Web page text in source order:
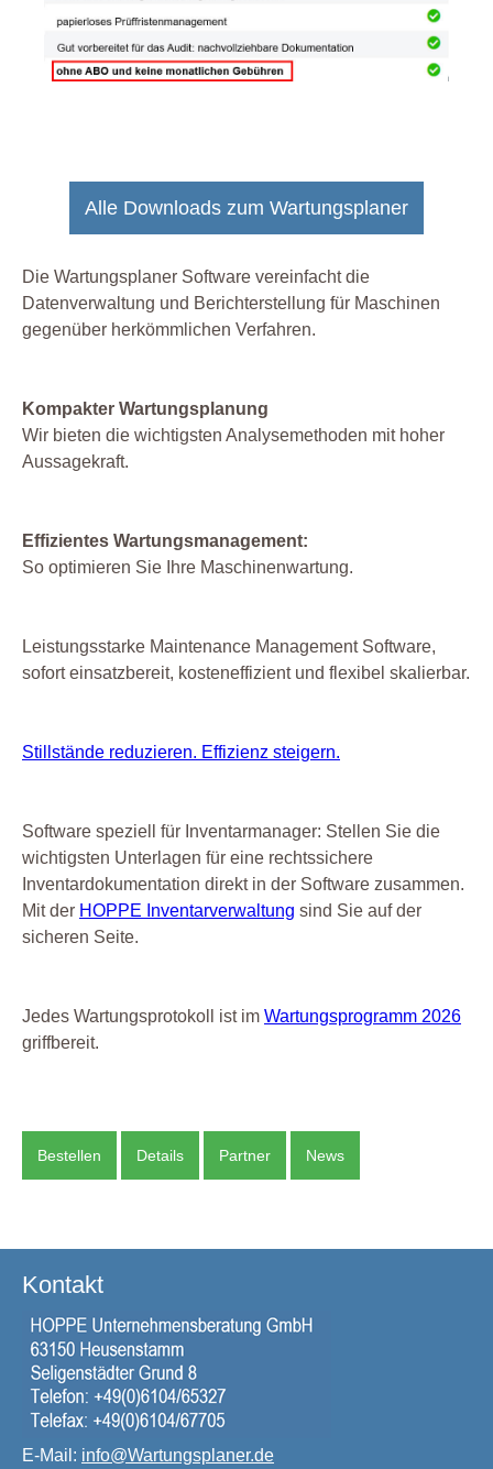
Alle Downloads zum Wartungsplaner
Die Wartungsplaner Software vereinfacht die
Datenverwaltung und Berichterstellung für Maschinen
gegenüber herkömmlichen Verfahren.
Kompakter Wartungsplanung
Wir bieten die wichtigsten Analysemethoden mit hoher
Aussagekraft.
Effizientes Wartungsmanagement:
So optimieren Sie Ihre Maschinenwartung.
Leistungsstarke Maintenance Management Software,
sofort einsatzbereit, kosteneffizient und flexibel skalierbar.
Stillstände reduzieren. Effizienz steigern.
Software speziell für Inventarmanager: Stellen Sie die
wichtigsten Unterlagen für eine rechtssichere
Inventardokumentation direkt in der Software zusammen.
Mit der HOPPE Inventarverwaltung sind Sie auf der
sicheren Seite.
Jedes Wartungsprotokoll ist im Wartungsprogramm 2026
griffbereit.
Bestellen Details Partner News
Kontakt
E-Mail: info@Wartungsplaner.de